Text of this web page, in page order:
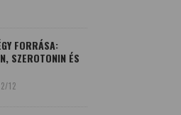
FORRÁSA:
SZEROTONIN ÉS
12